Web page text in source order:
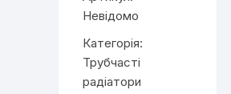
трубний
Невідомо
Категорія:
Трубчасті
радіатори